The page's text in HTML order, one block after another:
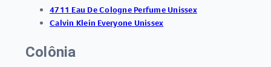
4711 Eau De Cologne Perfume Unissex
Calvin Klein Everyone Unissex
Colônia